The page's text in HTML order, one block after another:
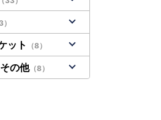
）
ット （8）
の他（8）